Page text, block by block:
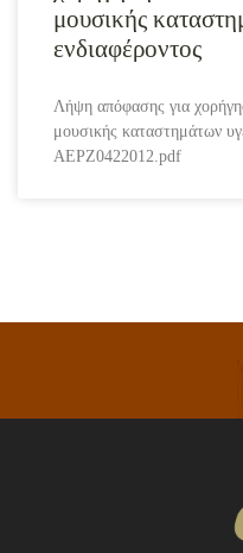
μουσικής
ενδιαφέροντος
Λήψη απόφασης για
μουσικής καταστημάτων
AEPZ0422012.pdf